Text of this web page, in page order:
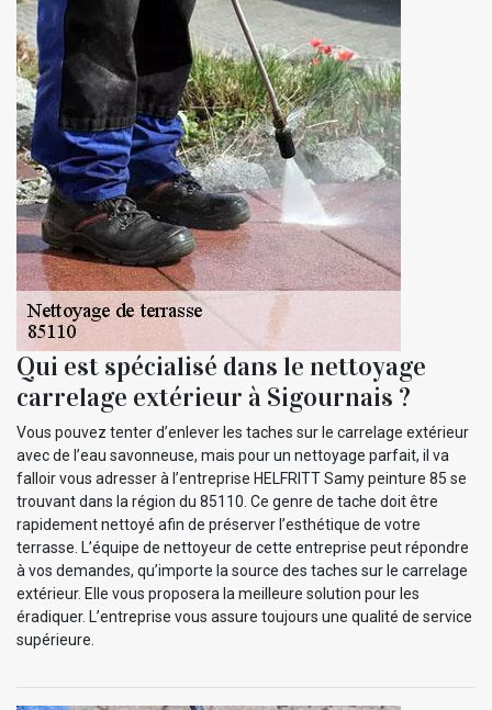
Qui est spécialisé dans le nettoyage
carrelage extérieur à Sigournais ?
Vous pouvez tenter d’enlever les taches sur le carrelage extérieur
avec de l’eau savonneuse, mais pour un nettoyage parfait, il va
falloir vous adresser à l’entreprise HELFRITT Samy peinture 85 se
trouvant dans la région du 85110. Ce genre de tache doit être
rapidement nettoyé afin de préserver l’esthétique de votre
terrasse. L’équipe de nettoyeur de cette entreprise peut répondre
à vos demandes, qu’importe la source des taches sur le carrelage
extérieur. Elle vous proposera la meilleure solution pour les
éradiquer. L’entreprise vous assure toujours une qualité de service
supérieure.